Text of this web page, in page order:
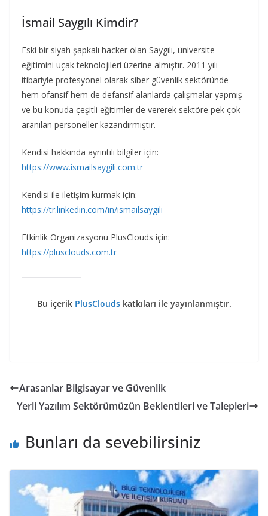
İsmail Saygılı Kimdir?
Eski bir siyah şapkalı hacker olan Saygılı, üniversite
eğitimini uçak teknolojileri üzerine almıştır. 2011 yılı
itibariyle profesyonel olarak siber güvenlik sektöründe
hem ofansif hem de defansif alanlarda çalışmalar yapmış
ve bu konuda çeşitli eğitimler de vererek sektöre pek çok
aranılan personeller kazandırmıştır.
Kendisi hakkında ayrıntılı bilgiler için:
https://www.ismailsaygili.com.tr
Kendisi ile iletişim kurmak için:
https://tr.linkedin.com/in/ismailsaygili
Etkinlik Organizasyonu PlusClouds için:
https://plusclouds.com.tr
Bu içerik PlusCloudskatkıları ile yayınlanmıştır.
Arasanlar Bilgisayar ve Güvenlik
Yerli Yazılım Sektörümüzün Beklentileri ve Talepleri
Bunları da sevebilirsiniz